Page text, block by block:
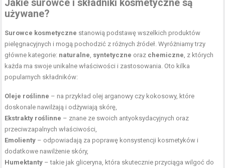
Jakie surowce iskładniki kosmetyczne są
używane?
Surowce kosmetyczne stanowią podstawę wszelkich produktów
pielęgnacyjnych i mogą pochodzić z różnych źródeł. Wyróżniamy trzy
główne kategorie: naturalne, syntetyczne oraz chemiczne, z których
każda ma swoje unikalne właściwości i zastosowania. Oto kilka
popularnych składników:
Oleje roślinne – na przykład olej arganowy czy kokosowy, które
doskonale nawilżają i odżywiają skórę,
Ekstrakty roślinne – znane ze swoich antyoksydacyjnych oraz
przeciwzapalnych właściwości,
Emolienty – odpowiadają za poprawę konsystencji kosmetyków i
dodatkowe nawilżenie skóry,
Humektanty – takie jak gliceryna, która skutecznie przyciąga wilgoć do